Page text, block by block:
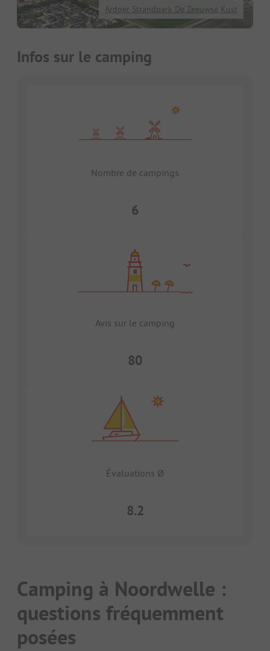
Ardoer Strandpark De Zeeuwse Kust
Infos sur le camping
Nombre de campings
6
Avis sur le camping
80
Évaluations Ø
8.2
Camping à Noordwelle :
questions fréquemment
posées